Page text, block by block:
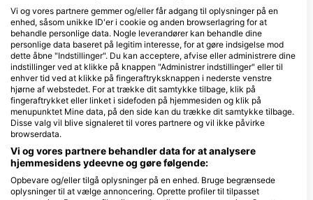
Aquanautic Elba
Loc. Morcone 33, 57031 Capoliveri,
LI - Italien
Enfola Diving Center
Loc. Enfola, 57037
Portoferraio, LI - Italien
DIVE CENTER BLU
Traversa di Via Marconi 19,
57034 Marina di Campo, LI
- Italien
ELBA DIVING CENTER
Loc. Barbarossa 23,
57036 Porto
Italien
C/O BAGNI LA
16, 57037
PORTOFERRAIO, LI
Italien
Vi og vores partnere gemmer og/eller får adgang til oplysninger på en
enhed, såsom unikke ID'er i cookie og anden browserlagring for at
behandle personlige data. Nogle leverandører kan behandle dine
personlige data baseret på legitim interesse, for at gøre indsigelse mod
dette åbne "Indstillinger". Du kan acceptere, afvise eller administrere dine
indstillinger ved at klikke på knappen "Administrer indstillinger" eller til
enhver tid ved at klikke på fingeraftryksknappen i nederste venstre
hjørne af webstedet. For at trække dit samtykke tilbage, klik på
fingeraftrykket eller linket i sidefoden på hjemmesiden og klik på
menupunktet Mine data, på den side kan du trække dit samtykke tilbage.
Disse valg vil blive signaleret til vores partnere og vil ikke påvirke
browserdata.
Vi og vores partnere behandler data for at analysere
hjemmesidens ydeevne og gøre følgende:
Opbevare og/eller tilgå oplysninger på en enhed. Bruge begrænsede
oplysninger til at vælge annoncering. Oprette profiler til tilpasset